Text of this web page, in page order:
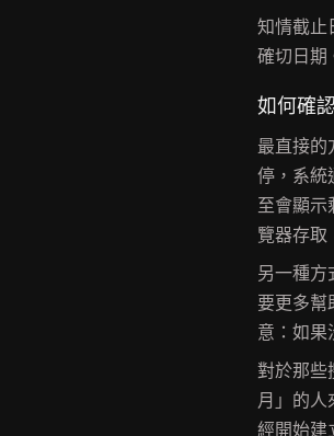
知情截止
確切日期
如何確
最直接
停，系統
至會顯示
覽器存取
另一種方
要更多幫
意：如果
對於那
月」的人
經開始